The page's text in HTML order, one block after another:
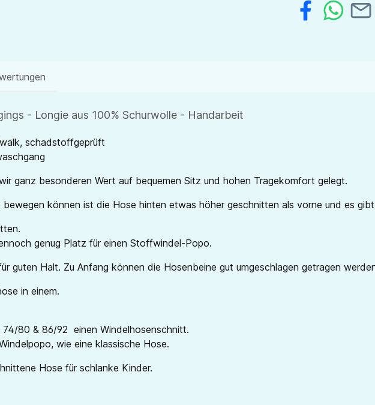
- Longie aus 100% Schurwolle - Handarbeit
schadstoffgeprüft
ganz besonderen Wert auf bequemen Sitz und hohen Tragekomfort gelegt.
bewegen können ist die Hose hinten etwas höher geschnitten als vorne und es
genug Platz für einen Stoffwindel-Popo.
guten Halt. Zu Anfang können die Hosenbeine gut umgeschlagen getragen
in einem.
80 & 86/92 einen Windelhosenschnitt.
wie eine klassische Hose.
Hose für schlanke Kinder.